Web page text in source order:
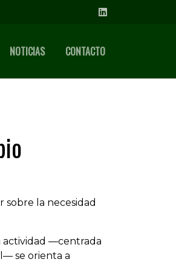
NOTICIAS CONTACTO
sobre la necesidad
actividad —centrada
se orienta a